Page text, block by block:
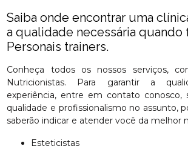
Saiba onde encontrar uma
a qualidade necessária quando
Personais trainers.
Conheça todos os nossos serviços,
Nutricionistas. Para garantir a
experiência, entre em contato conosco,
qualidade e profissionalismo no assunto,
saberão indicar e atender você da melhor
Esteticistas